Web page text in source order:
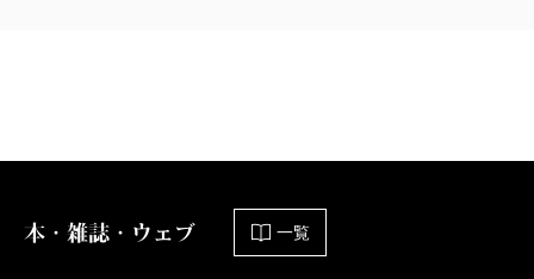
本・雑誌・ウェブ 一覧